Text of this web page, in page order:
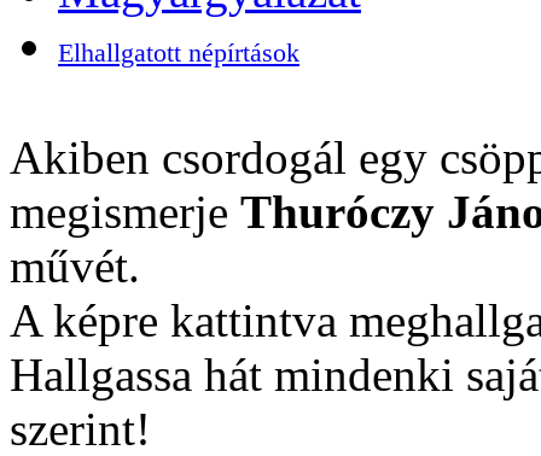
Elhallgatott népírtások
Akiben csordogál egy
megismerje Thuróczy
művét.
A képre kattintva
Hallgassa hát mindenki
szerint!